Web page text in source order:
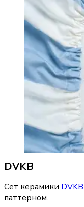
DVKB
Сет керамики DVKB
паттерном.